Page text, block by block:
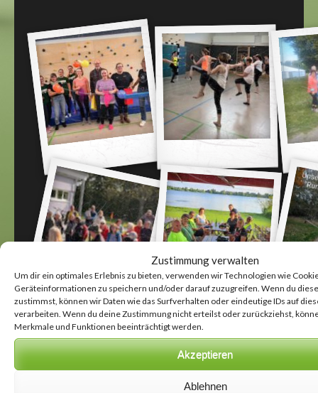
Zustimmung verwalten
Um dir ein optimales Erlebnis zu bieten, verwenden wir Technologien wie
Geräteinformationen zu speichern und/oder darauf zuzugreifen. Wenn du
zustimmst, können wir Daten wie das Surfverhalten oder eindeutige IDs auf
verarbeiten. Wenn du deine Zustimmung nicht erteilst oder zurückziehst,
Merkmale und Funktionen beeinträchtigt werden.
Akzeptieren
Ablehnen